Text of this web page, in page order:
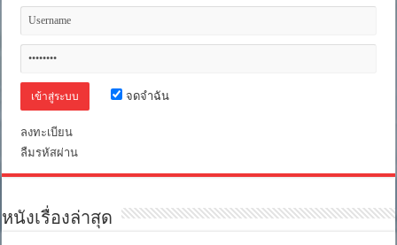
เสียง
จดจำฉัน
ลงทะเบียน
ลืมรหัสผ่าน
หนังเรื่องล่าสุด